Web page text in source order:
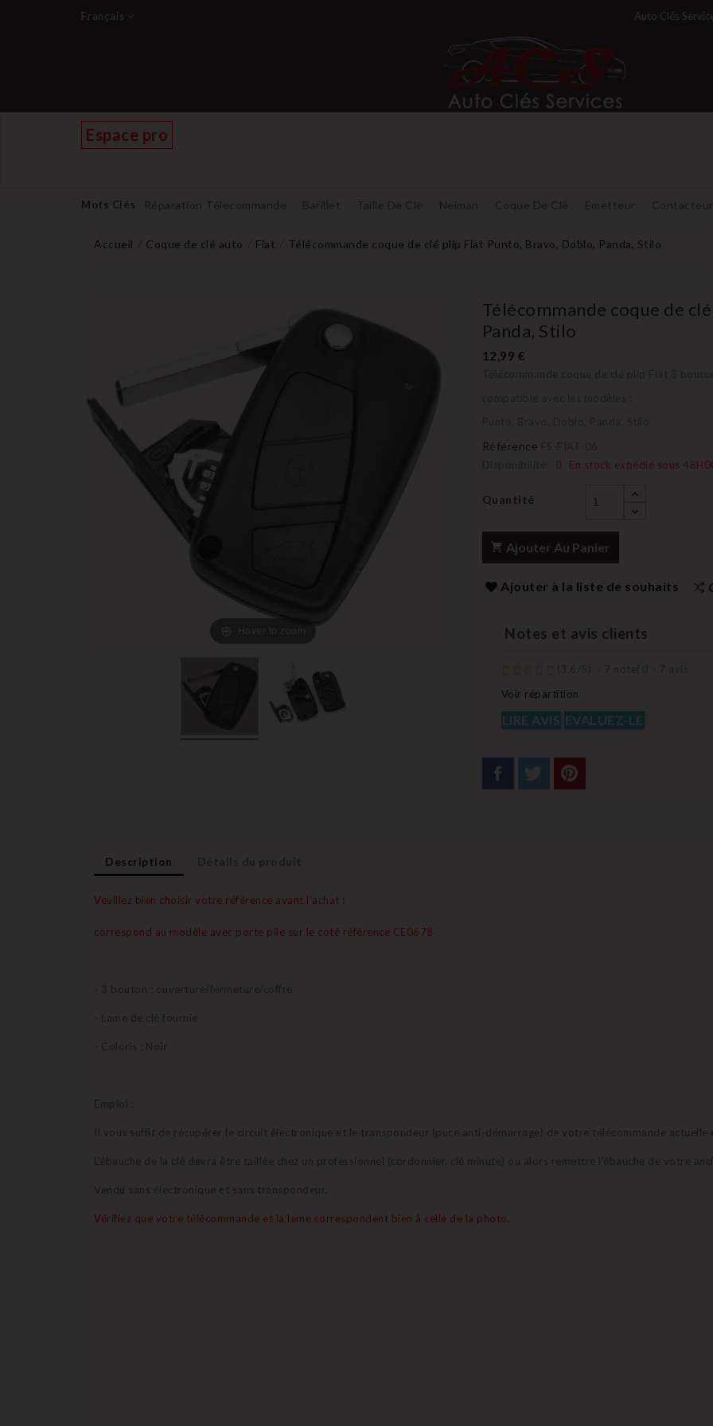
Français Auto Clés
Espace pro
Mots Clés Réparation Télecommande Barillet Taille De Clé Neiman Coque De Clé Emetteur Contacteur
Accueil Coque de clé auto Fiat Télécommande coque de clé plip Fiat Punto, Bravo, Doblo, Panda, Stilo
Hover to zoom
Télécommande coque de
Panda, Stilo
12,99 €
Référence
En stock expédié sous
Quantité
Ajouter Au Panier
Ajouter à la liste de souhaits
Notes et avis clients
Voir répartition
LIRE AVIS EVALUEZ-LE
Description
Veuillez bien choisir votre référence avant l'achat :
correspond au modèle avec porte pile sur le coté référence CE0678
- 3 bouton : ouverture/fermeture/coffre
- Lame de clé fournie
- Coloris : Noir
Emploi :
Il vous suffit de récupérer le circuit électronique et le transpondeur (puce anti-démarrage) de votre télécommande actuelle
L'ébauche de la clé devra être taillée chez un professionnel (cordonnier, clé minute) ou alors remettre l'ébauche de votre
Vendu sans électronique et sans transpondeur.
Vérifiez que votre télécommande et la lame correspondent bien à celle de la photo.